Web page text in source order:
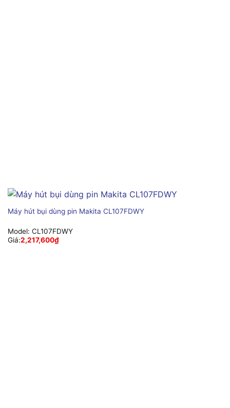
Máy hút bụi dùng pin Makita CL107FDWY
Model: CL107FDWY
Giá:2,217,600₫